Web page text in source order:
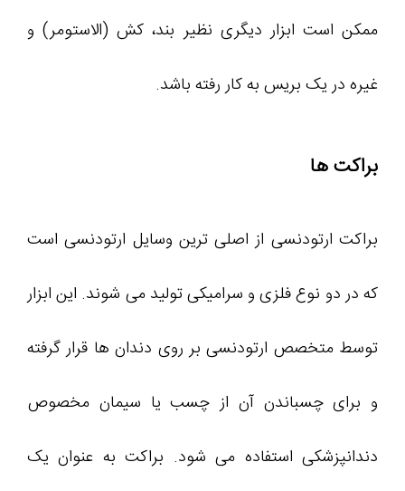
ممکن است ابزار دیگری نظیر بند، کش (الاستومر) و
غیره در یک بریس به کار رفته باشد.
براکت ها
براکت ارتودنسی از اصلی ترین وسایل ارتودنسی است
که در دو نوع فلزی و سرامیکی تولید می شوند. این ابزار
توسط متخصص ارتودنسی بر روی دندان ها قرار گرفته
و برای چسباندن آن از چسب یا سیمان مخصوص
دندانپزشکی استفاده می شود. براکت به عنوان یک